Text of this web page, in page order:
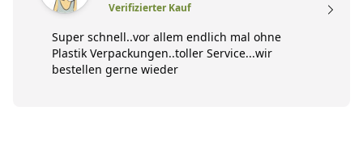
Verifizierter Kauf
Super schnell..vor allem endlich mal ohne
Plastik Verpackungen..toller Service...wir
bestellen gerne wieder